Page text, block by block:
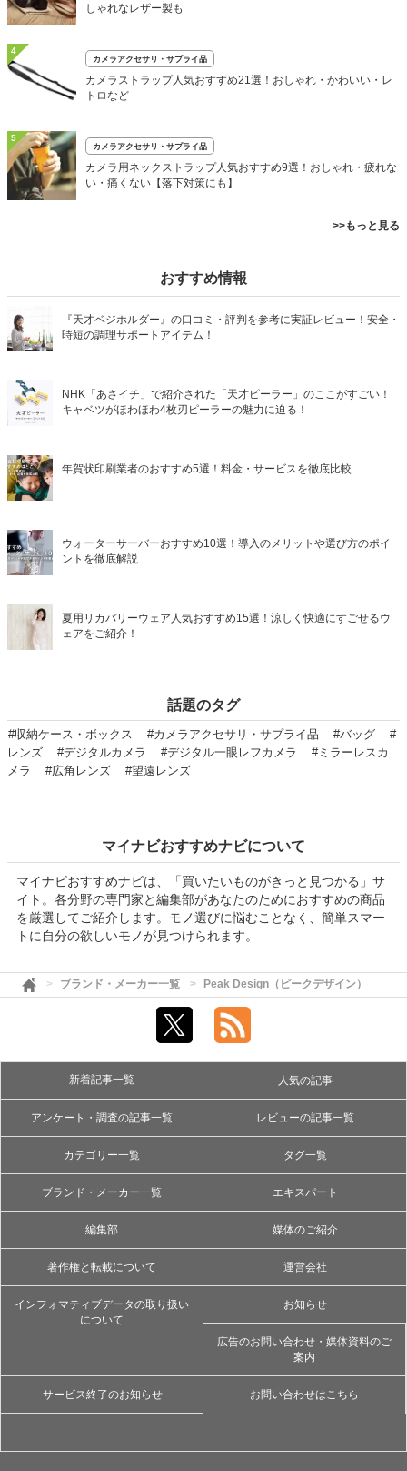
しゃれなレザー製も
4
カメラアクセサリ・サプライ品
カメラストラップ人気おすすめ21選！おしゃれ・かわいい・レ
トロなど
5
カメラアクセサリ・サプライ品
カメラ用ネックストラップ人気おすすめ9選！おしゃれ・疲れな
い・痛くない【落下対策にも】
>>もっと見る
おすすめ情報
『天才ベジホルダー』の口コミ・評判を参考に実証レビュー！安全・
時短の調理サポートアイテム！
NHK「あさイチ」で紹介された「天才ピーラー」のここがすごい！
キャベツがほわほわ4枚刃ピーラーの魅力に迫る！
年賀状印刷業者のおすすめ5選！料金・サービスを徹底比較
ウォーターサーバーおすすめ10選！導入のメリットや選び方のポイ
ントを徹底解説
夏用リカバリーウェア人気おすすめ15選！涼しく快適にすごせるウ
ェアをご紹介！
話題のタグ
#収納ケース・ボックス #カメラアクセサリ・サプライ品 #バッグ
#
レンズ
#デジタルカメラ #デジタル一眼レフカメラ
#ミラーレスカ
メラ
#広角レンズ #望遠レンズ
マイナビおすすめナビについて
マイナビおすすめナビは、「買いたいものがきっと見つかる」サ
イト。各分野の専門家と編集部があなたのためにおすすめの商品
を厳選してご紹介します。モノ選びに悩むことなく、簡単スマー
トに自分の欲しいモノが見つけられます。
ブランド・メーカー一覧 Peak Design（ピークデザイン）
新着記事一覧 人気の記事
アンケート・調査の記事一覧 レビューの記事一覧
カテゴリー一覧 タグ一覧
ブランド・メーカー一覧 エキスパート
編集部 媒体のご紹介
著作権と転載について 運営会社
インフォマティブデータの取り扱い
について
お知らせ
広告のお問い合わせ・媒体資料のご
案内
サービス終了のお知らせ お問い合わせはこちら